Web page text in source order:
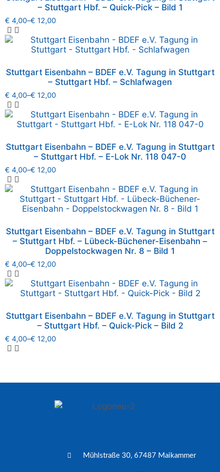
– Stuttgart Hbf. – Quick-Pick – Bild 1
€ 4,00–€ 12,00
Stuttgart Eisenbahn – BDEF e.V. Tagung in Stuttgart
– Stuttgart Hbf. – Schlafwagen
€ 4,00–€ 12,00
Stuttgart Eisenbahn – BDEF e.V. Tagung in Stuttgart
– Stuttgart Hbf. – E-Lok Nr. 118 047-0
€ 4,00–€ 12,00
Stuttgart Eisenbahn – BDEF e.V. Tagung in Stuttgart
– Stuttgart Hbf. – Lübeck-Büchener-Eisenbahn –
Doppelstockwagen Nr. 8 – Bild 1
€ 4,00–€ 12,00
Stuttgart Eisenbahn – BDEF e.V. Tagung in Stuttgart
– Stuttgart Hbf. – Quick-Pick – Bild 2
€ 4,00–€ 12,00
Mühlstraße 30, 67487 Maikammer